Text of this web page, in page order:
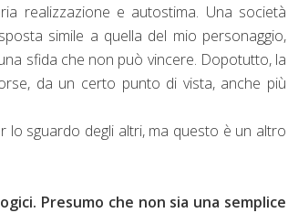
realizzazione e autostima. Una società
simile a quella del mio personaggio,
sfida che non può vincere. Dopotutto, la
da un certo punto di vista, anche più
lo sguardo degli altri, ma questo è un altro
Presumo che non sia una semplice